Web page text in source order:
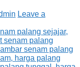
Leave a